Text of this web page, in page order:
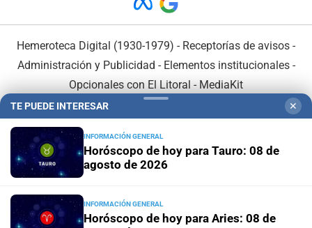
Hemeroteca Digital (1930-1979) - Receptorías de avisos -
Administración y Publicidad - Elementos institucionales-
Opcionales con El Litoral - MediaKit
En Asociación con:
TE PUEDE INTERESAR ✕
INFORMACIÓN GENERAL
Horóscopo de hoy para Tauro: 08 de
agosto de 2026
INFORMACIÓN GENERAL
Horóscopo de hoy para Aries: 08 de